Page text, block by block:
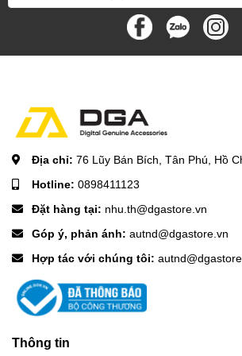
Địa chỉ: 76 Lũy Bán Bích, Tân Phú, Hồ
Hotline: 0898411123
Đặt hàng tại: nhu.th@dgastore.vn
Góp ý, phản ánh: autnd@dgastore.vn
Hợp tác với chúng tôi:
Thông tin